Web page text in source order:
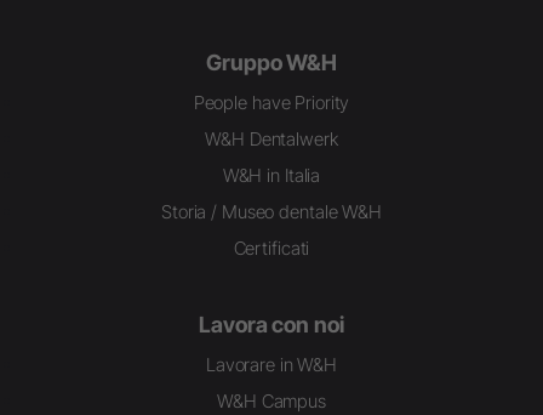
Gruppo W&H
People have Priority
W&H Dentalwerk
W&H in Italia
Storia / Museo dentale W&H
Certificati
Lavora con noi
Lavorare in W&H
W&H Campus